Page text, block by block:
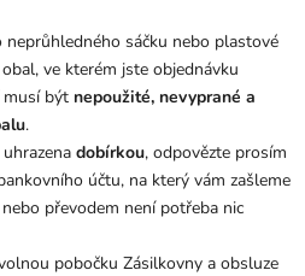
neprůhledného sáčku nebo plastové
ve kterém jste objednávku
musí být nepoužité, nevyprané a
.
dobírkou, odpovězte prosím
účtu, na který vám zašleme
převodem není potřeba nic
pobočku Zásilkovny a obsluze